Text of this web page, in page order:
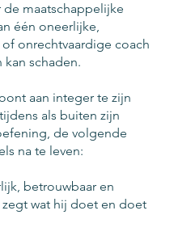
de maatschappelijke
één oneerlijke,
onrechtvaardige coach
kan schaden.
aan integer te zijn
als buiten zijn
de volgende
na te leven:
betrouwbaar en
wat hij doet en doet